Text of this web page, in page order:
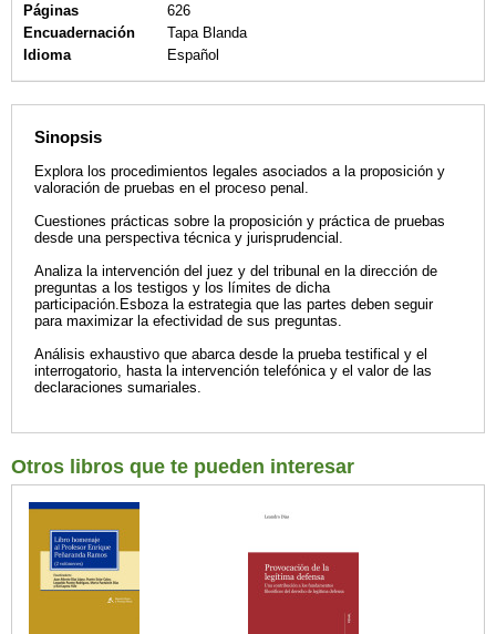
Páginas
626
Encuadernación
Tapa Blanda
Idioma
Español
Sinopsis
Explora los procedimientos legales asociados a la proposición y
valoración de pruebas en el proceso penal.
Cuestiones prácticas sobre la proposición y práctica de pruebas
desde una perspectiva técnica y jurisprudencial.
Analiza la intervención del juez y del tribunal en la dirección de
preguntas a los testigos y los límites de dicha
participación.Esboza la estrategia que las partes deben seguir
para maximizar la efectividad de sus preguntas.
Análisis exhaustivo que abarca desde la prueba testifical y el
interrogatorio, hasta la intervención telefónica y el valor de las
declaraciones sumariales.
Otros libros que te pueden interesar